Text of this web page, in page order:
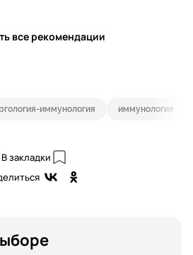
все рекомендации
иммунология иммунология
В закладки